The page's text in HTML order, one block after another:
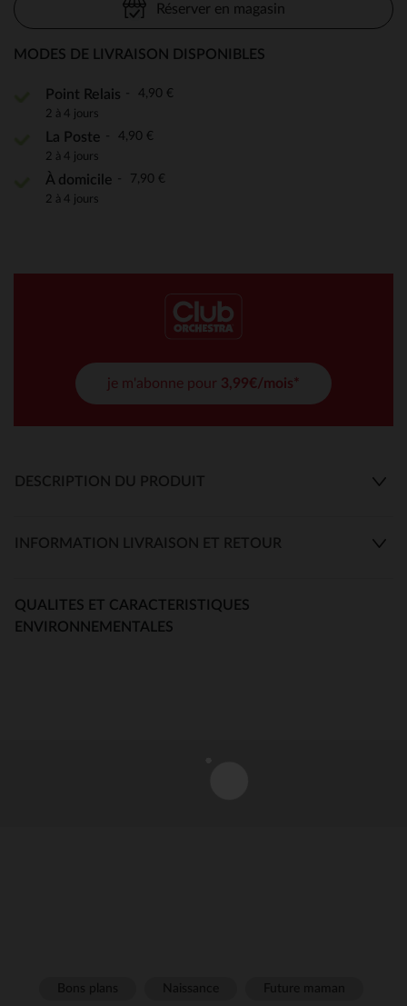
Réserver en magasin
MODES DE LIVRAISON DISPONIBLES
Point Relais 4,90 €
2 à 4 jours
La Poste 4,90 €
2 à 4 jours
À domicile 7,90 €
2 à 4 jours
je m'abonne pour 3,99€/mois*
DESCRIPTION DU PRODUIT
INFORMATION LIVRAISON ET RETOUR
QUALITES ET CARACTERISTIQUES
ENVIRONNEMENTALES